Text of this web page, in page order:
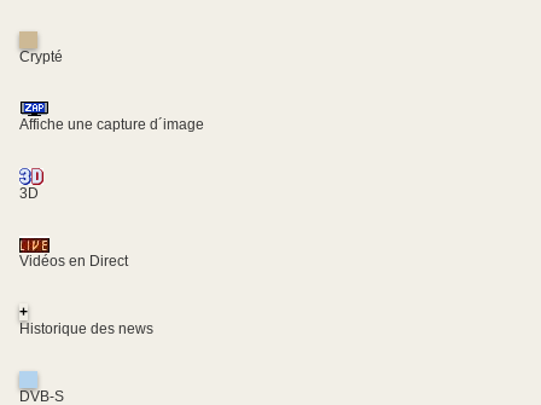
Crypté
Affiche une capture d´image
3D
Vidéos en Direct
+
Historique des news
DVB-S